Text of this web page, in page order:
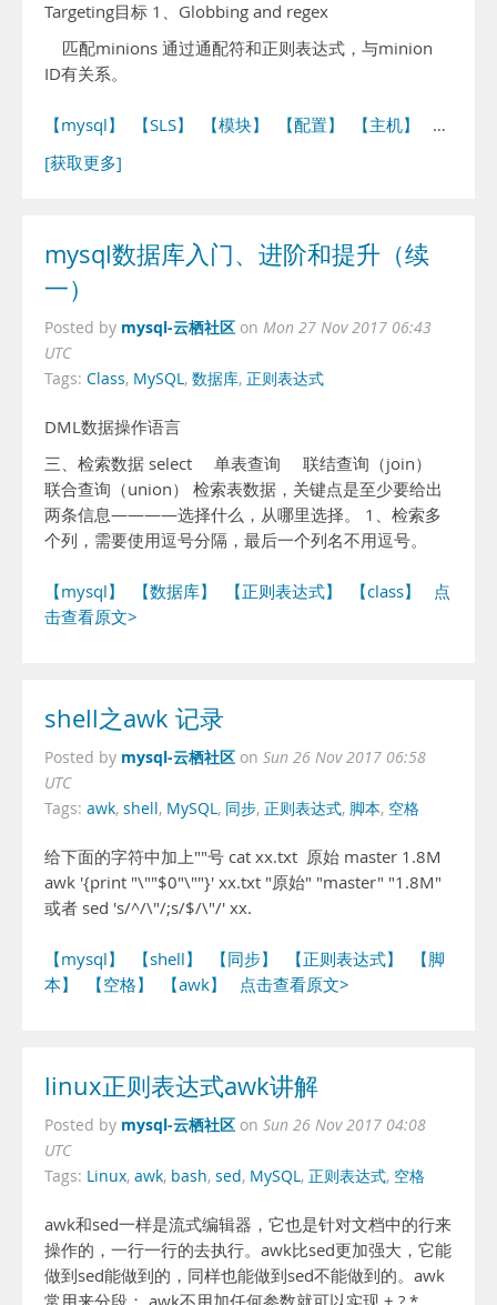
Targeting目标 1、Globbing and regex
匹配minions 通过通配符和正则表达式，与minion
ID有关系。
【mysql】 【SLS】 【模块】 【配置】 【主机】
…
[获取更多]
mysql数据库入门、进阶和提升（续
一）
Posted by mysql-云栖社区 on Mon 27 Nov 2017 06:43
UTC
Tags: Class, MySQL, 数据库, 正则表达式
DML数据操作语言
三、检索数据 select 单表查询 联结查询（join）
联合查询（union） 检索表数据，关键点是至少要给出
两条信息————选择什么，从哪里选择。 1、检索多
个列，需要使用逗号分隔，最后一个列名不用逗号。
【mysql】 【数据库】 【正则表达式】 【class】
点
击查看原文>
shell之awk 记录
Posted by mysql-云栖社区 on Sun 26 Nov 2017 06:58
UTC
Tags: awk, shell, MySQL, 同步, 正则表达式, 脚本, 空格
给下面的字符中加上""号 cat xx.txt 原始 master 1.8M
awk '{print "\""$0"\""}' xx.txt "原始" "master" "1.8M"
或者 sed 's/^/\"/;s/$/\"/' xx.
【mysql】 【shell】 【同步】 【正则表达式】
【脚
本】
【空格】 【awk】 点击查看原文>
linux正则表达式awk讲解
Posted by mysql-云栖社区 on Sun 26 Nov 2017 04:08
UTC
Tags: Linux, awk, bash, sed, MySQL, 正则表达式, 空格
awk和sed一样是流式编辑器，它也是针对文档中的行来
操作的，一行一行的去执行。awk比sed更加强大，它能
做到sed能做到的，同样也能做到sed不能做到的。awk